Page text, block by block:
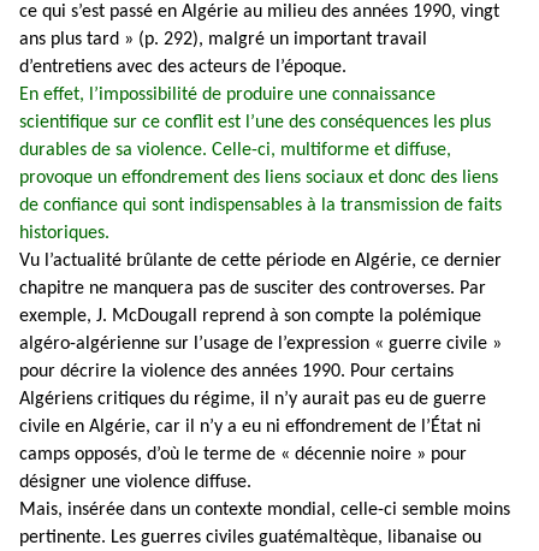
ce qui s’est passé en Algérie au milieu des années 1990, vingt
ans plus tard » (p. 292), malgré un important travail
d’entretiens avec des acteurs de l’époque.
En effet, l’impossibilité de produire une connaissance
scientifique sur ce conflit est l’une des conséquences les plus
durables de sa violence. Celle-ci, multiforme et diffuse,
provoque un effondrement des liens sociaux et donc des liens
de confiance qui sont indispensables à la transmission de faits
historiques.
Vu l’actualité brûlante de cette période en Algérie, ce dernier
chapitre ne manquera pas de susciter des controverses. Par
exemple, J. McDougall reprend à son compte la polémique
algéro-algérienne sur l’usage de l’expression « guerre civile »
pour décrire la violence des années 1990. Pour certains
Algériens critiques du régime, il n’y aurait pas eu de guerre
civile en Algérie, car il n’y a eu ni effondrement de l’État ni
camps opposés, d’où le terme de « décennie noire » pour
désigner une violence diffuse.
Mais, insérée dans un contexte mondial, celle-ci semble moins
pertinente. Les guerres civiles guatémaltèque, libanaise ou